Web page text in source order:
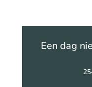
Een dag